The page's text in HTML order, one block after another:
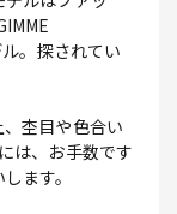
。探されてい
杢目や色合い
は、お手数です
ます。